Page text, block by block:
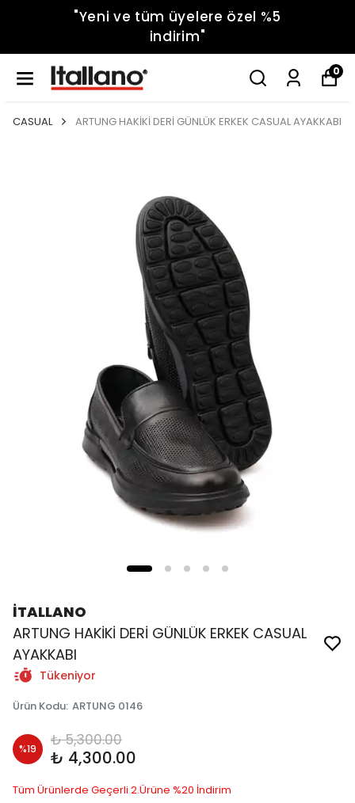
"Yeni ve tüm üyelere özel %5
indirim"
0
CASUAL ARTUNG HAKİKİ DERİ GÜNLÜK ERKEK CASUAL AYAKKABI
İTALLANO
ARTUNG HAKİKİ DERİ GÜNLÜK ERKEK CASUAL
AYAKKABI
Tükeniyor
Ürün Kodu: ARTUNG 0146
%19 ₺ 5,300.00
₺ 4,300.00
Tüm Ürünlerde Geçerli 2.Ürüne %20 İndirim